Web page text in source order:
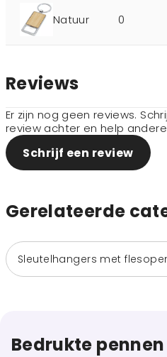
Natuur 0
Reviews
Er zijn nog geen reviews.
review achter en help
Schrijf een review
Gerelateerde
Sleutelhangers met
Bedrukte